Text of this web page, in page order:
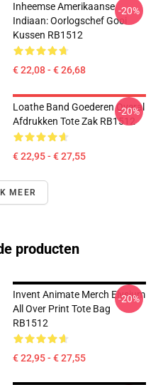
Inheemse Amerikaanse
Indiaan: Oorlogschef Gooi
Kussen RB1512
€ 22,08 - € 26,68
-20%
Loathe Band Goederen Overal
Afdrukken Tote Zak RB1512
€ 22,95 - € 27,55
-20%
MEER
producten
Invent Animate Merch Elysium
All Over Print Tote Bag
RB1512
€ 22,95 - € 27,55
-20%